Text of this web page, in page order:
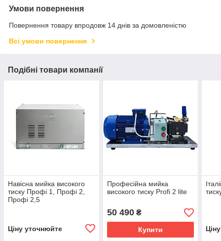
Умови повернення
Повернення товару впродовж 14 днів за домовленістю
Всі умови повернення
Подібні товари компанії
Навісна мийка високого
тиску Профі 1, Профі 2,
Профі 2,5
Ціну уточнюйте
Професійна мийка
високого тиску Profi 2 lite
50 490₴
Купити